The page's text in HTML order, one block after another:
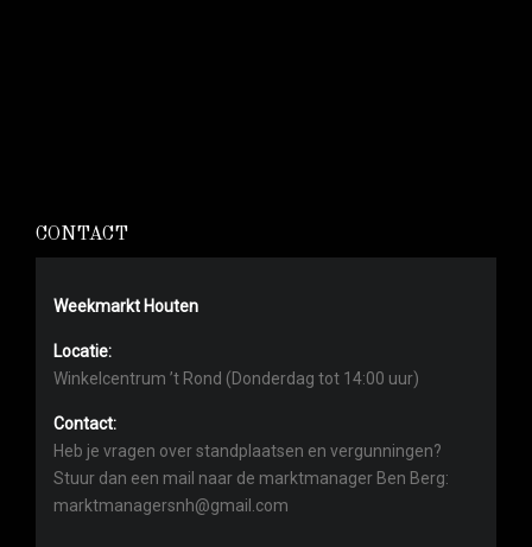
CONTACT
Weekmarkt Houten
Locatie:
Winkelcentrum ’t Rond (Donderdag tot 14:00 uur)
Contact:
Heb je vragen over standplaatsen en vergunningen?
Stuur dan een mail naar de marktmanager Ben Berg:
marktmanagersnh@gmail.com